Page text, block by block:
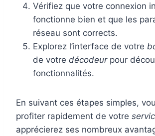
Vérifiez que votre connexion
fonctionne bien et que les
réseau sont corrects.
Explorez l’interface de votre
de votre décodeurpour
fonctionnalités.
En suivant ces étapes simples,
profiter rapidement de votre
apprécierez ses nombreux